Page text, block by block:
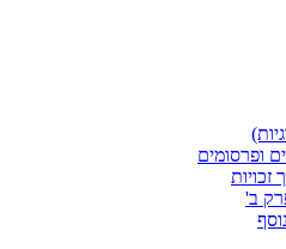
ופרסומים
זכויות
ב'